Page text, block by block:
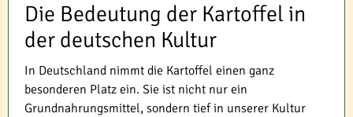
Die Bedeutung der Kartoffel in
der deutschen Kultur
In Deutschland nimmt die Kartoffel einen ganz
besonderen Platz ein. Sie ist nicht nur ein
Grundnahrungsmittel, sondern tief in unserer Kultur